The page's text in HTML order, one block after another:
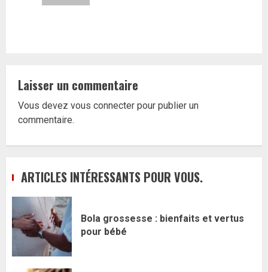
Laisser un commentaire
Vous devez vous connecter pour publier un
commentaire.
ARTICLES INTÉRESSANTS POUR VOUS.
Bola grossesse : bienfaits et vertus
pour bébé